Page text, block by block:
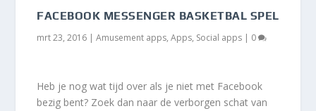
FACEBOOK MESSENGER BASKETBAL SPEL
mrt 23, 2016 |Amusement apps,Apps, Social apps | 0
Heb je nog wat tijd over als je niet met Facebook
bezig bent? Zoek dan naar de verborgen schat van